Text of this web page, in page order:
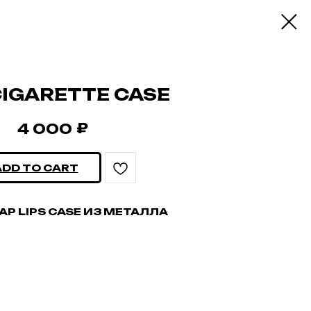
CASE
4 000 ₽
TO CART
LIPS CASE ИЗ МЕТАЛЛА